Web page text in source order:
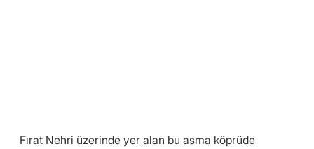
Fırat Nehri üzerinde yer alan bu asma köprüde